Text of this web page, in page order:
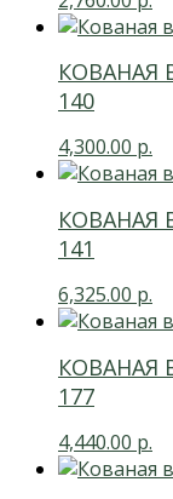
КОВАНАЯ
140
4,300.00 р.
КОВАНАЯ
141
6,325.00 р.
КОВАНАЯ
177
4,440.00 р.